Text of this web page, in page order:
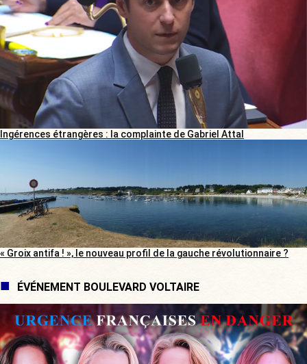
Ingérences étrangères : la complainte de Gabriel Attal
« Groix antifa ! », le nouveau profil de la gauche révolutionnaire ?
ÉVÉNEMENT BOULEVARD VOLTAIRE